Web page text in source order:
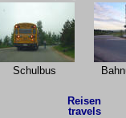
Schulbus
Reisen
travels